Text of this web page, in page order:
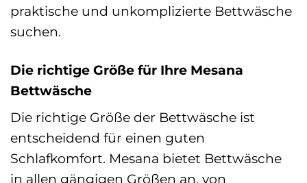
praktische und unkomplizierte Bettwäsche
suchen.
Die richtige Größe für Ihre Mesana
Bettwäsche
Die richtige Größe der Bettwäsche ist
entscheidend für einen guten
Schlafkomfort. Mesana bietet Bettwäsche
in allen gängigen Größen an, von